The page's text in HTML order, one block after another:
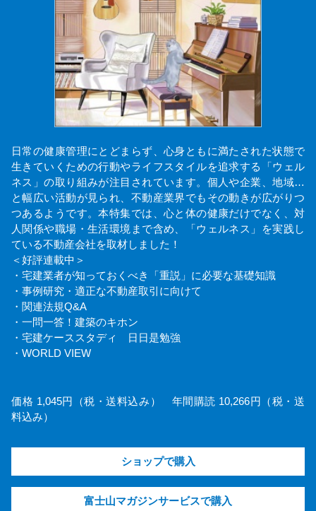
日常の健康管理にとどまらず、心身ともに満たされた状態で
生きていくための行動やライフスタイルを追求する「ウェル
ネス」の取り組みが注目されています。個人や企業、地域…
と幅広い活動が見られ、不動産業界でもその動きが広がりつ
つあるようです。本特集では、心と体の健康だけでなく、対
人関係や職場・生活環境まで含め、「ウェルネス」を実践し
ている不動産会社を取材しました！
＜好評連載中＞
・宅建業者が知っておくべき「重説」に必要な基礎知識
・事例研究・適正な不動産取引に向けて
・関連法規Q&A
・一問一答！建築のキホン
・宅建ケーススタディ 日日是勉強
・WORLD VIEW
価格 1,045円（税・送料込み） 年間購読 10,266円（税・送
料込み）
ショップで購入
富士山マガジンサービスで購入